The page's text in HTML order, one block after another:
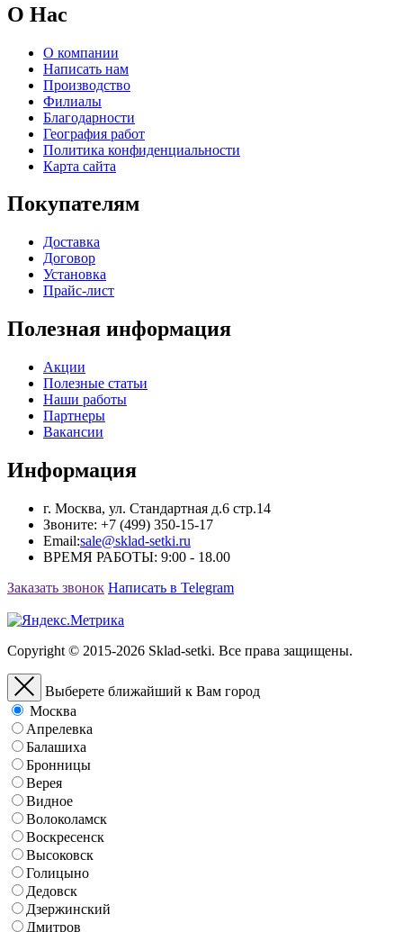
О Нас
О компании
Написать нам
Производство
Филиалы
Благодарности
География работ
Политика конфиденциальности
Карта сайта
Покупателям
Доставка
Договор
Установка
Прайс-лист
Полезная информация
Акции
Полезные статьи
Наши работы
Партнеры
Вакансии
Информация
г. Москва, ул. Стандартная д.6 cтр.14
Звоните: +7 (499) 350-15-17
Email:sale@sklad-setki.ru
ВРЕМЯ РАБОТЫ: 9:00 - 18.00
Заказать звонок Написать в Telegram
Copyright © 2015-2026 Sklad-setki. Все права защищены.
Выберете ближайший к Вам город
Москва
Апрелевка
Балашиха
Бронницы
Верея
Видное
Волоколамск
Воскресенск
Высоковск
Голицыно
Дедовск
Дзержинский
Дмитров